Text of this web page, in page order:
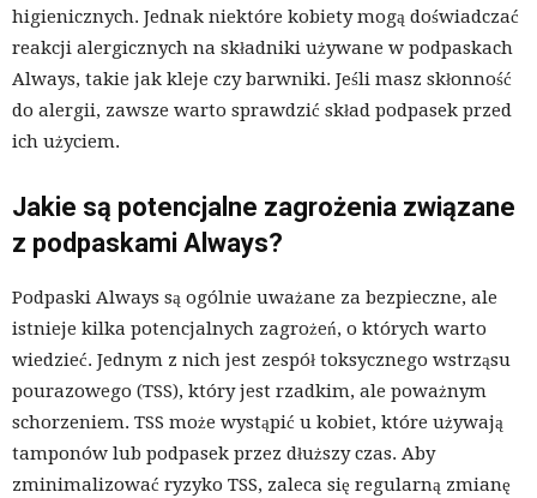
higienicznych. Jednak niektóre kobiety mogą doświadczać
reakcji alergicznych na składniki używane w podpaskach
Always, takie jak kleje czy barwniki. Jeśli masz skłonność
do alergii, zawsze warto sprawdzić skład podpasek przed
ich użyciem.
Jakie są potencjalne zagrożenia związane
z podpaskami Always?
Podpaski Always są ogólnie uważane za bezpieczne, ale
istnieje kilka potencjalnych zagrożeń, o których warto
wiedzieć. Jednym z nich jest zespół toksycznego wstrząsu
pourazowego (TSS), który jest rzadkim, ale poważnym
schorzeniem. TSS może wystąpić u kobiet, które używają
tamponów lub podpasek przez dłuższy czas. Aby
zminimalizować ryzyko TSS, zaleca się regularną zmianę